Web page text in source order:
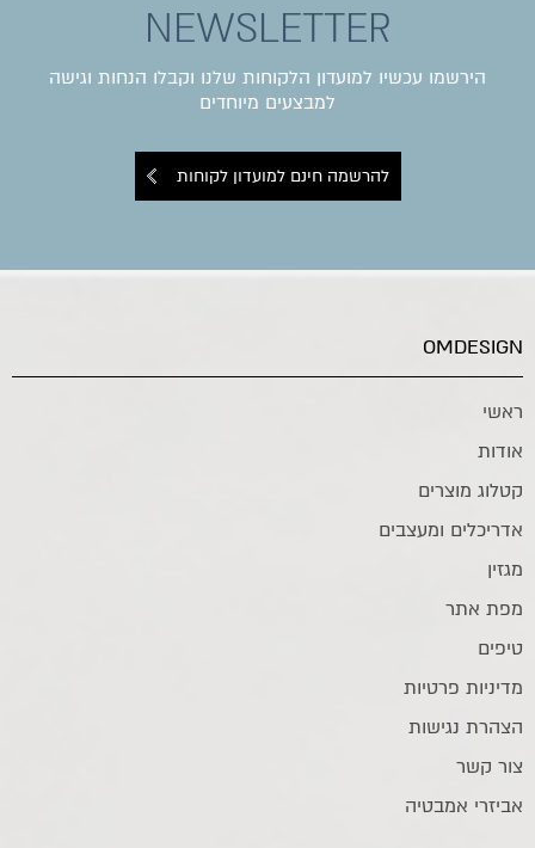
NEWSLETTER
הירשמו עכשיו למועדון הלקוחות שלנו וקבלו הנחות וגישה
למבצעים מיוחדים
להרשמה חינם למועדון לקוחות
OMDESIGN
ראשי
אודות
קטלוג מוצרים
אדריכלים ומעצבים
מגזין
מפת אתר
טיפים
מדיניות פרטיות
הצהרת נגישות
צור קשר
אביזרי אמבטיה